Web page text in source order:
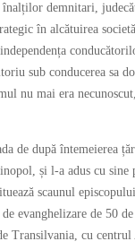
înalților demnitari,
în alcătuirea
sub conducerea sa
nu mai era
de după întemeierea
și l-a adus cu
scaunul
de evanghelizare de 50
Transilvania, cu